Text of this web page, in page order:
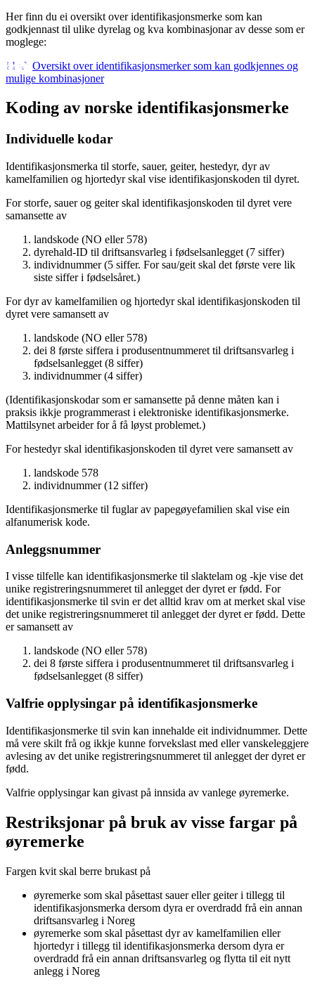
Her finn du ei oversikt over identifikasjonsmerke som kan
godkjennast til ulike dyrelag og kva kombinasjonar av desse som er
moglege:
Oversikt over identifikasjonsmerker som kan godkjennes og
mulige kombinasjoner
Koding av norske identifikasjonsmerke
Individuelle kodar
Identifikasjonsmerka til storfe, sauer, geiter, hestedyr, dyr av
kamelfamilien og hjortedyr skal vise identifikasjonskoden til dyret.
For storfe, sauer og geiter skal identifikasjonskoden til dyret vere
samansette av
landskode (NO eller 578)
dyrehald-ID til driftsansvarleg i fødselsanlegget (7 siffer)
individnummer (5 siffer. For sau/geit skal det første vere lik
siste siffer i fødselsåret.)
For dyr av kamelfamilien og hjortedyr skal identifikasjonskoden til
dyret vere samansett av
landskode (NO eller 578)
dei 8 første siffera i produsentnummeret til driftsansvarleg i
fødselsanlegget (8 siffer)
individnummer (4 siffer)
(Identifikasjonskodar som er samansette på denne måten kan i
praksis ikkje programmerast i elektroniske identifikasjonsmerke.
Mattilsynet arbeider for å få løyst problemet.)
For hestedyr skal identifikasjonskoden til dyret vere samansett av
landskode 578
individnummer (12 siffer)
Identifikasjonsmerke til fuglar av papegøyefamilien skal vise ein
alfanumerisk kode.
Anleggsnummer
I visse tilfelle kan identifikasjonsmerke til slaktelam og -kje vise det
unike registreringsnummeret til anlegget der dyret er fødd. For
identifikasjonsmerke til svin er det alltid krav om at merket skal vise
det unike registreringsnummeret til anlegget der dyret er fødd. Dette
er samansett av
landskode (NO eller 578)
dei 8 første siffera i produsentnummeret til driftsansvarleg i
fødselsanlegget (8 siffer)
Valfrie opplysingar på identifikasjonsmerke
Identifikasjonsmerke til svin kan innehalde eit individnummer. Dette
må vere skilt frå og ikkje kunne forvekslast med eller vanskeleggjere
avlesing av det unike registreringsnummeret til anlegget der dyret er
fødd.
Valfrie opplysingar kan givast på innsida av vanlege øyremerke.
Restriksjonar på bruk av visse fargar på
øyremerke
Fargen kvit skal berre brukast på
øyremerke som skal påsettast sauer eller geiter i tillegg til
identifikasjonsmerka dersom dyra er overdradd frå ein annan
driftsansvarleg i Noreg
øyremerke som skal påsettast dyr av kamelfamilien eller
hjortedyr i tillegg til identifikasjonsmerka dersom dyra er
overdradd frå ein annan driftsansvarleg og flytta til eit nytt
anlegg i Noreg